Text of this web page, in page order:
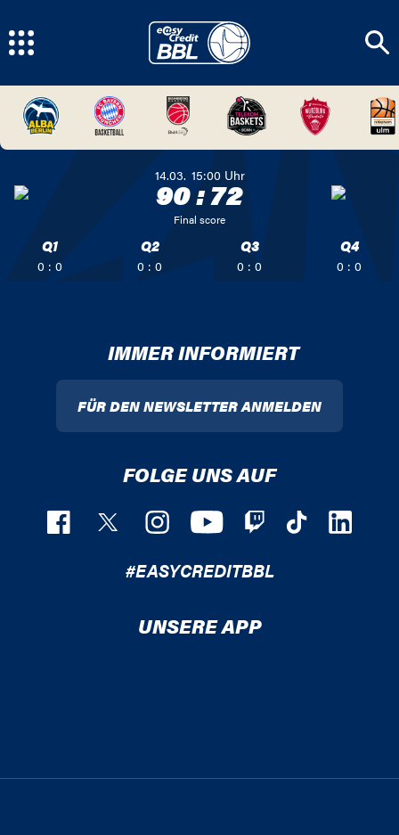
14.03. 15:00 Uhr
90:72
Final score
Q1
0 : 0
Q2
0 : 0
Q3
0 : 0
Q4
0 : 0
IMMER INFORMIERT
FÜR DEN NEWSLETTER ANMELDEN
FOLGE UNS AUF
#EASYCREDITBBL
UNSERE APP